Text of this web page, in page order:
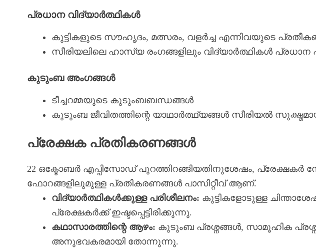
പ്രധാന വിദ്യാർത്ഥികൾ
കുട്ടികളുടെ സൗഹൃദം, മത്സരം, വളർച്ച എന്നിവയുടെ
സീരിയലിലെ ഹാസ്യ രംഗങ്ങളിലും വിദ്യാർത്ഥികൾ പ്രധാന
കുടുംബ അംഗങ്ങൾ
ടീച്ചറമ്മയുടെ കുടുംബബന്ധങ്ങൾ
കുടുംബ ജീവിതത്തിന്റെ യാഥാർത്ഥ്യങ്ങൾ സീരിയൽ
പ്രേക്ഷക പ്രതികരണങ്ങൾ
22 ഒക്ടോബർ എപ്പിസോഡ് പുറത്തിറങ്ങിയതിനുശേഷം,
ഫോറങ്ങളിലുമുള്ള പ്രതികരണങ്ങൾ പാസിറ്റീവ് ആണ്.
വിദ്യാർത്ഥികൾക്കുള്ള പരിശീലനം: കുട്ടികളോടുള്ള
പ്രേക്ഷകർക്ക് ഇഷ്ടപ്പെട്ടിരിക്കുന്നു.
കഥാസാരത്തിന്റെ ആഴം: കുടുംബ പ്രശ്നങ്ങൾ, സാമൂഹിക
അനുഭവകരമായി തോന്നുന്നു.